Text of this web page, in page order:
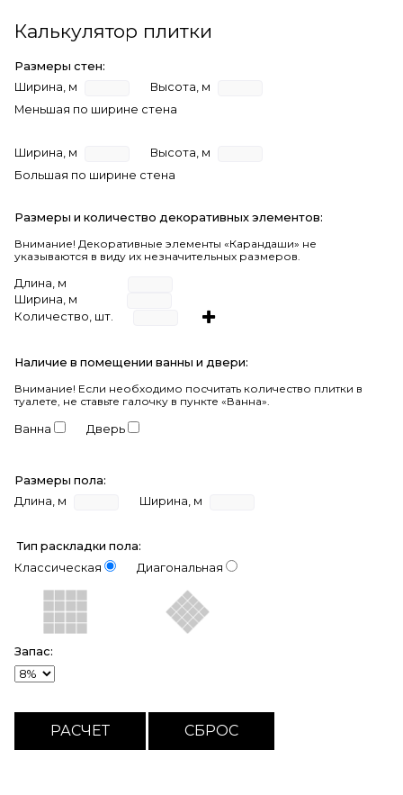
Калькулятор плитки
Размеры стен:
Ширина, м
Высота, м
Меньшая по ширине стена
Ширина, м
Высота, м
Большая по ширине стена
Размеры и количество декоративных элементов:
Внимание! Декоративные элементы «Карандаши» не
указываются в виду их незначительных размеров.
Длина, м
Ширина, м
Количество, шт.
Наличие в помещении ванны и двери:
Внимание! Если необходимо посчитать количество плитки в
туалете, не ставьте галочку в пункте «Ванна».
Ванна Дверь
Размеры пола:
Длина, м
Ширина, м
Тип раскладки пола:
Классическая
Диагональная
Запас: